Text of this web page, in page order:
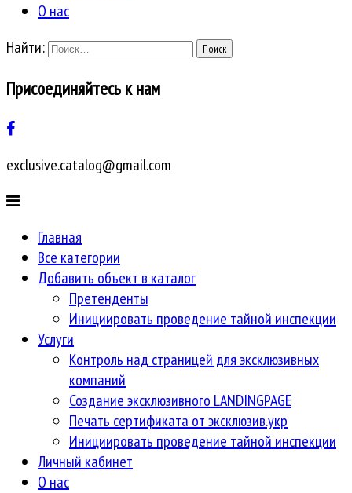
О нас
Найти:
Присоединяйтесь к нам
exclusive.catalog@gmail.com
Главная
Все категории
Добавить объект в каталог
Претенденты
Инициировать проведение тайной инспекции
Услуги
Контроль над страницей для эксклюзивных
компаний
Создание эксклюзивного LANDINGPAGE
Печать сертификата от эксклюзив.укр
Инициировать проведение тайной инспекции
Личный кабинет
О нас